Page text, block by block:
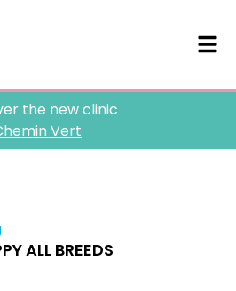
the new clinic
Vert
ALL BREEDS